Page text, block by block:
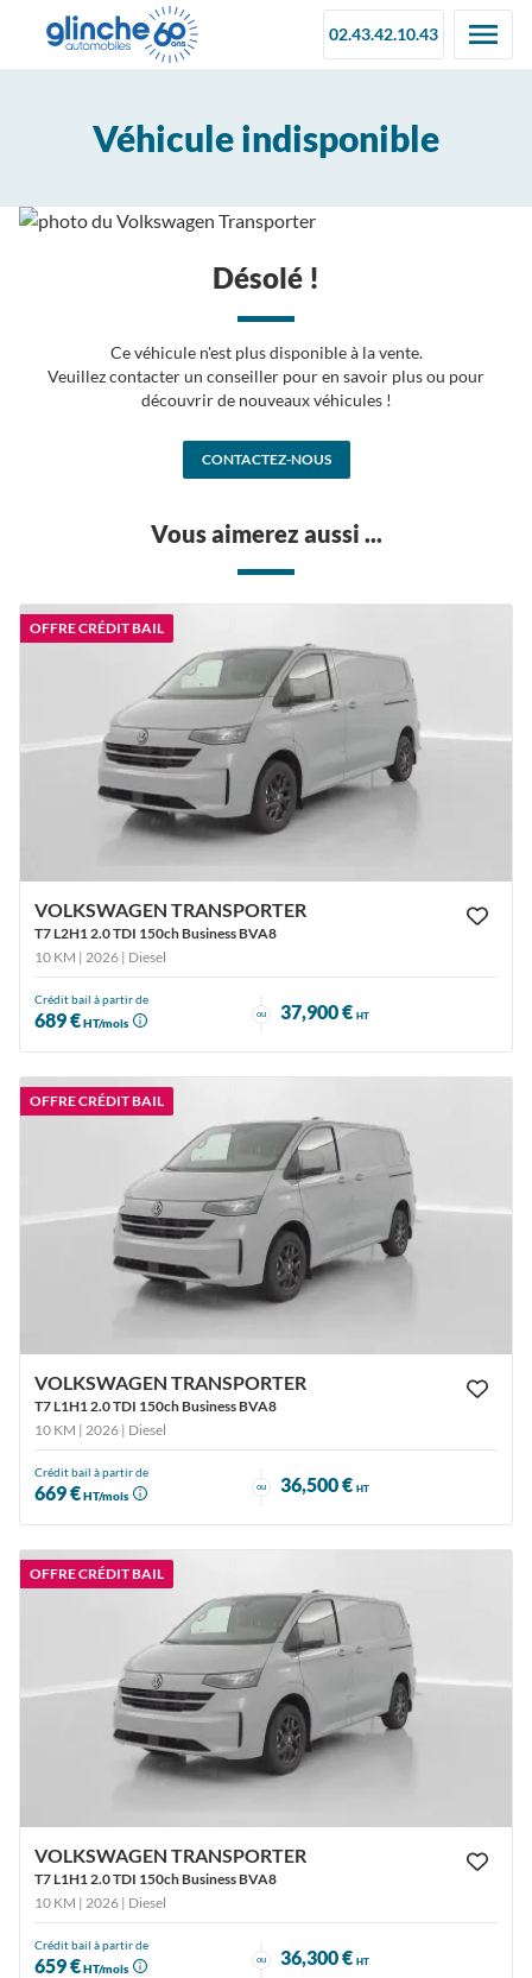
02.43.42.10.43
Véhicule indisponible
Désolé !
Ce véhicule n'est plus disponible à la vente.
Veuillez contacter un conseiller pour en savoir plus ou pour
découvrir de nouveaux véhicules !
CONTACTEZ-NOUS
Vous aimerez aussi ...
OFFRE CRÉDIT BAIL
VOLKSWAGEN TRANSPORTER
T7 L2H1 2.0 TDI 150ch Business BVA8
10 KM | 2026 | Diesel
Crédit bail à partir de
689 €HT/mois
ou 37,900 € HT
OFFRE CRÉDIT BAIL
VOLKSWAGEN TRANSPORTER
T7 L1H1 2.0 TDI 150ch Business BVA8
10 KM | 2026 | Diesel
Crédit bail à partir de
669 €HT/mois
ou 36,500 € HT
OFFRE CRÉDIT BAIL
VOLKSWAGEN TRANSPORTER
T7 L1H1 2.0 TDI 150ch Business BVA8
10 KM | 2026 | Diesel
Crédit bail à partir de
659 €HT/mois
ou 36,300 € HT